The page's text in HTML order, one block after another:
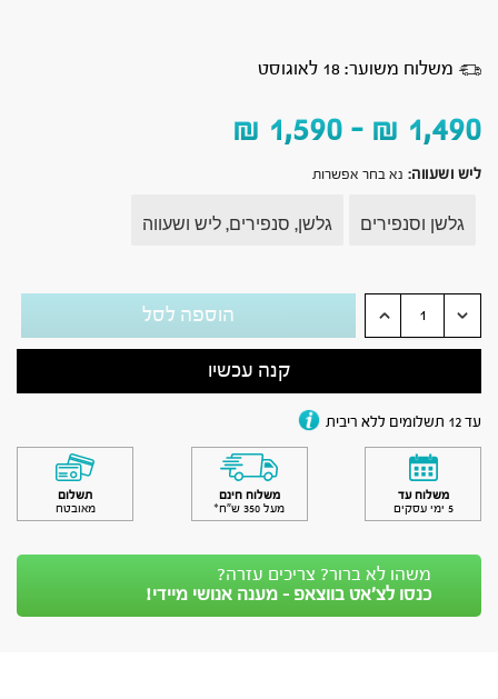
משלוח משוער: 18 לאוגוסט
₪ 1,490
–
₪ 1,590
ליש ושעווה: נא בחר אפשרות
גלשן וסנפירים גלשן, סנפירים, ליש ושעווה
הוספה לסל
קנה עכשיו
עד 12 תשלומים ללא ריבית
משלוח עד
5 ימי עסקים
משלוח חינם
מעל 350 ש״ח*
תשלום
מאובטח
משהו לא ברור? צריכים עזרה?
כנסו לצ’אט בווצאפ - מענה אנושי מיידי!